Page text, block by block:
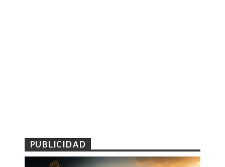
PUBLICIDAD